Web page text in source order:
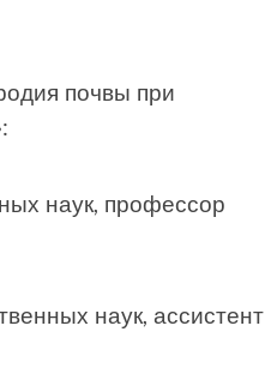
почвы при
наук, профессор
наук, ассистент